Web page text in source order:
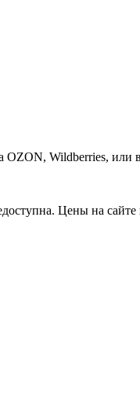
Wildberries, или в
Цены на